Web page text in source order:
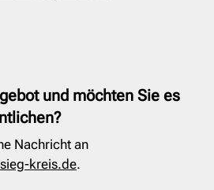
und möchten Sie es
Nachricht an
kreis.de.